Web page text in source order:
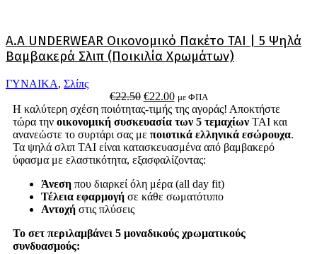
προϊόντος
A.A UNDERWEAR Οικονομικό Πακέτο TAI | 5 Ψηλά
Βαμβακερά Σλιπ (Ποικιλία Χρωμάτων)
ΓΥΝΑΙΚΑ, Σλίπς
€22.50 Original
price
was:
€22.50.
€22.00Η
τρέχουσα
τιμή
είναι:
€22.00.
με ΦΠΑ
Η καλύτερη σχέση ποιότητας-τιμής της αγοράς! Αποκτήστε
τώρα την οικονομική συσκευασία των 5 τεμαχίων TAI και
ανανεώστε το συρτάρι σας με ποιοτικά ελληνικά εσώρουχα.
Τα ψηλά σλιπ TAI είναι κατασκευασμένα από βαμβακερό
ύφασμα με ελαστικότητα, εξασφαλίζοντας:
Άνεση που διαρκεί όλη μέρα (all day fit)
Τέλεια εφαρμογή σε κάθε σωματότυπο
Αντοχή στις πλύσεις
Το σετ περιλαμβάνει 5 μοναδικούς χρωματικούς
συνδυασμούς: